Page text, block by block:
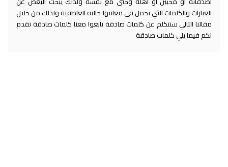
العبارات والكلمات التي تحمل في معانيها حالته العاطفية ولذلك من خلال
مقالنا التالي سنتكلم عن كلمات صادقة تابعوا معنا كلمات صادقة نقدم
لكم فيما يلي كلمات صادقة